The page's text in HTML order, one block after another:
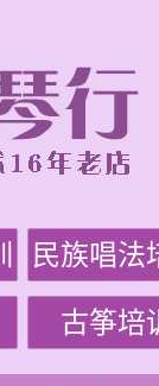
民族唱法
古筝培